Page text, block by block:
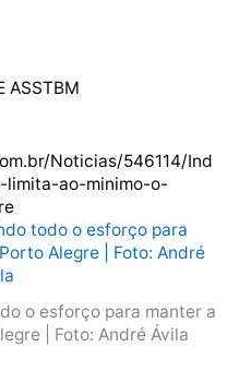
ASSTBM
Noticias/546114/Ind
ao-minimo-o-
o esforço para manter a
| Foto: André Ávila